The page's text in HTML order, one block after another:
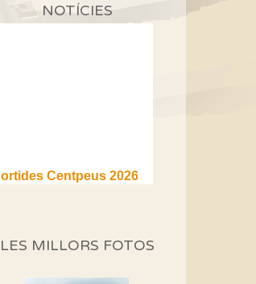
NOTÍCIES
part)
de biblioteca
LES MILLORS FOTOS